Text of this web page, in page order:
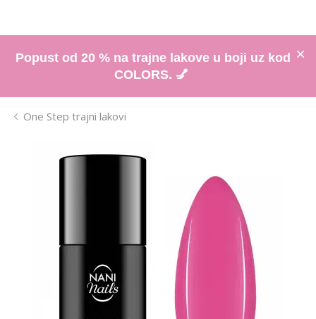
Popust od 20 % na trajne lakove u boji uz kod
COLORS. 💅
One Step trajni lakovi